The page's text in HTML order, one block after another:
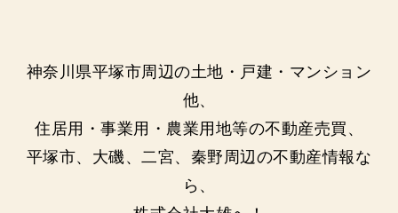
神奈川県平塚市周辺の土地・戸建・マンション
他、
住居用・事業用・農業用地等の不動産売買、
平塚市、大磯、二宮、秦野周辺の不動産情報な
ら、